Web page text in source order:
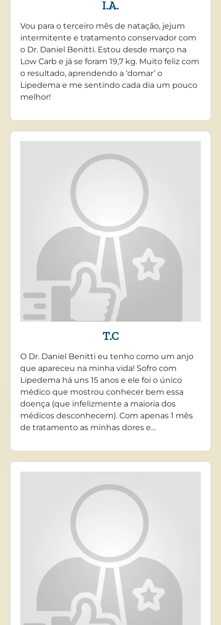
I.A.
Vou para o terceiro mês de natação, jejum
intermitente e tratamento conservador com
o Dr. Daniel Benitti. Estou desde março na
Low Carb e já se foram 19,7 kg. Muito feliz com
o resultado, aprendendo a ‘domar’ o
Lipedema e me sentindo cada dia um pouco
melhor!
T.C
O Dr. Daniel Benitti eu tenho como um anjo
que apareceu na minha vida! Sofro com
Lipedema há uns 15 anos e ele foi o único
médico que mostrou conhecer bem essa
doença (que infelizmente a maioria dos
médicos desconhecem). Com apenas 1 mês
de tratamento as minhas dores e…